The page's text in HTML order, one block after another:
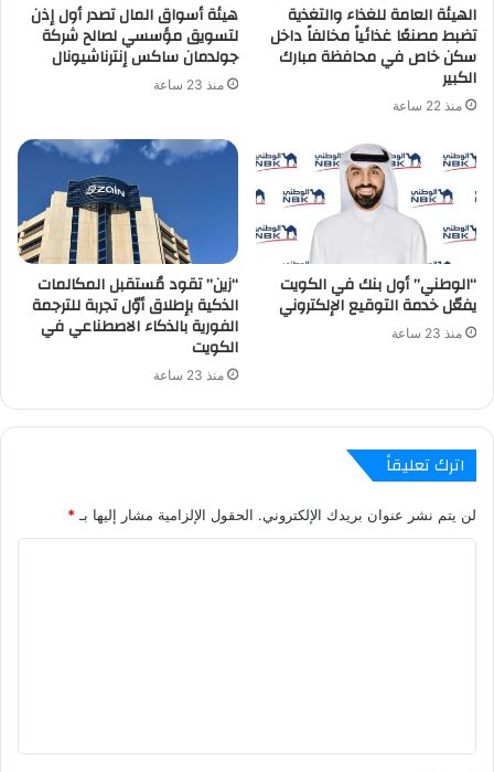
الهيئة العامة للغذاء والتغذية
تضبط مصنعًا غذائياً مخالفاً داخل
سكن خاص في محافظة مبارك
الكبير
منذ 22 ساعة
هيئة أسواق المال تصدر أول إذن
لتسويق مؤسسي لصالح شركة
جولدمان ساكس إنترناشيونال
منذ 23 ساعة
“الوطني” أول بنك في الكويت
يفعّل خدمة التوقيع الإلكتروني
منذ 23 ساعة
“زين” تقود مُستقبل المكالمات
الذكية بإطلاق أوّل تجربة للترجمة
الفورية بالذكاء الاصطناعي في
الكويت
منذ 23 ساعة
اترك تعليقاً
لن يتم نشر عنوان بريدك الإلكتروني. الحقول الإلزامية مشار إليها بـ*
ق